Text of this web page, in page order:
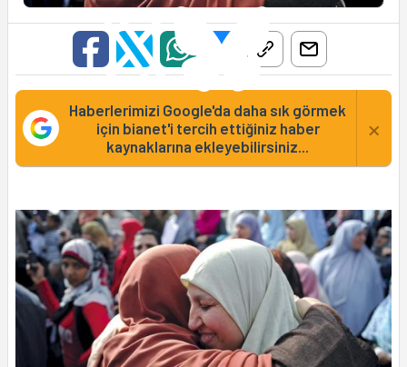
Haberlerimizi Google'da daha sık görmek
için bianet'i tercih ettiğiniz haber
kaynaklarına ekleyebilirsiniz...
×